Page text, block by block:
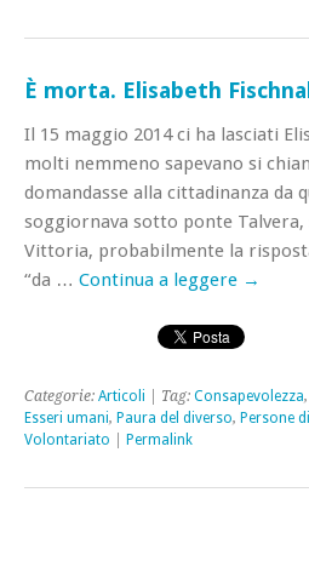
È morta. Elisabeth
Il 15 maggio 2014 ci ha lasciati
molti nemmeno sapevano si
domandasse alla cittadinanza da
soggiornava sotto ponte Talvera,
Vittoria, probabilmente la
“da … Continua a leggere →
Categorie: Articoli | Tag: Consapevolezza,
Esseri umani, Paura del diverso, Persone
Volontariato
Permalink